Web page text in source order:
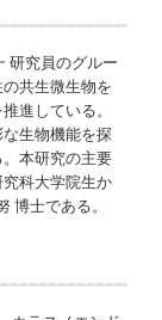
研究員のグルー
共生微生物を
進している。
生物機能を探
本研究の主要
科大学院生か
博士である。